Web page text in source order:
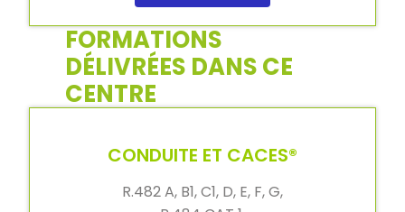
FORMATIONS
DÉLIVRÉES DANS CE
CENTRE
CONDUITE ET CACES®
R.482 A, B1, C1, D, E, F, G,